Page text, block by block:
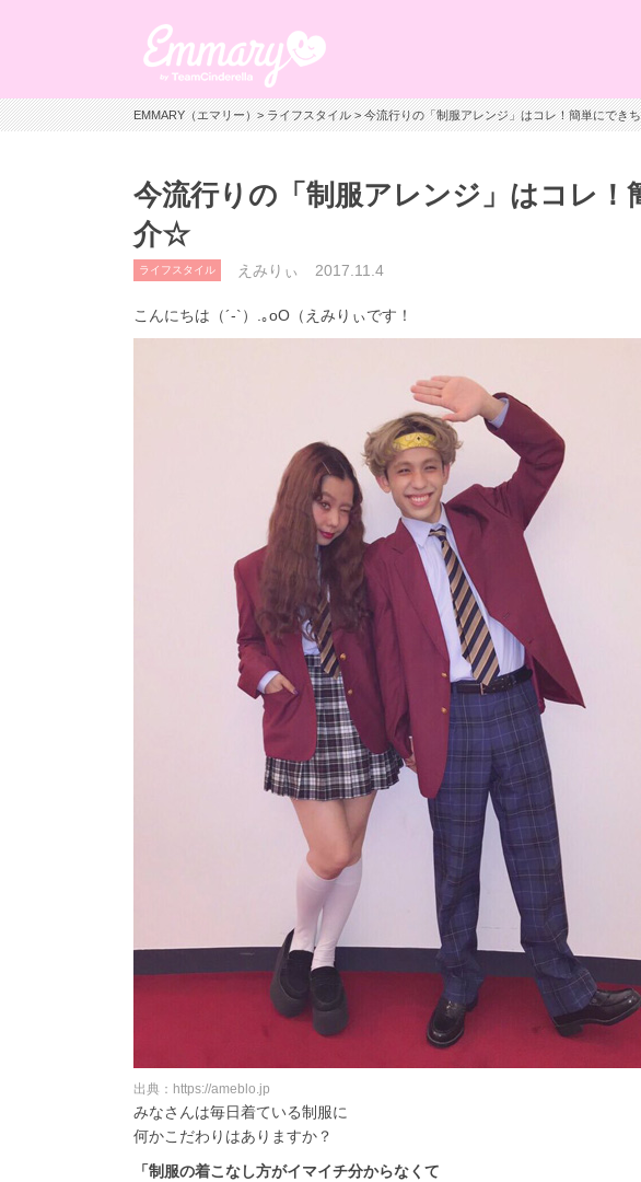
EMMARY（エマリー）>ライフスタイル> 今流行りの「制服アレンジ」はコレ！簡単にでき
今流行りの「制服アレンジ」はコレ
介☆
ライフスタイル えみりぃ 2017.11.4
こんにちは（´-`）.｡oO（えみりぃです！
出典：https://ameblo.jp
みなさんは毎日着ている制服に
何かこだわりはありますか？
「制服の着こなし方がイマイチ分からなくて